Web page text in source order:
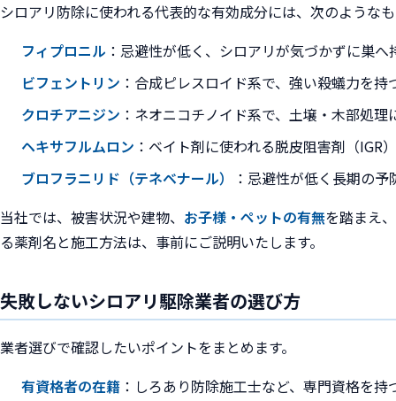
シロアリ防除に使われる代表的な有効成分には、次のような
フィプロニル ：忌避性が低く、シロアリが気づかずに巣
ビフェントリン ：合成ピレスロイド系で、強い殺蟻力を持
クロチアニジン ：ネオニコチノイド系で、土壌・木部処理
ヘキサフルムロン ：ベイト剤に使われる脱皮阻害剤（IGR
ブロフラニリド（テネベナール）
：忌避性が低く長期の
当社では、被害状況や建物、 お子様・ペットの有無を踏まえ
る薬剤名と施工方法は、事前にご説明いたします。
失敗しないシロアリ駆除業者の選び方
業者選びで確認したいポイントをまとめます。
有資格者の在籍 ：しろあり防除施工士など、専門資格を